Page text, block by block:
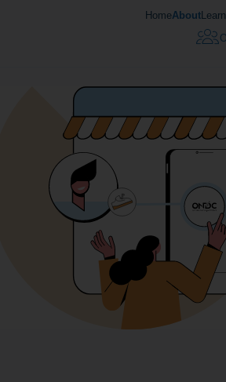
HomeAbout